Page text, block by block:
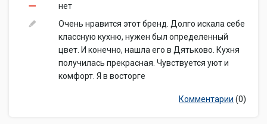
нет
Очень нравится этот бренд. Долго искала себе
классную кухню, нужен был определенный
цвет. И конечно, нашла его в Дятьково. Кухня
получилась прекрасная. Чувствуется уют и
комфорт. Я в восторге
Комментарии (0)